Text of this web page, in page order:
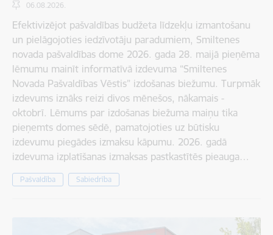
06.08.2026.
Efektivizējot pašvaldības budžeta līdzekļu izmantošanu
un pielāgojoties iedzīvotāju paradumiem, Smiltenes
novada pašvaldības dome 2026. gada 28. maijā pieņēma
lēmumu mainīt informatīvā izdevuma “Smiltenes
Novada Pašvaldības Vēstis” izdošanas biežumu. Turpmāk
izdevums iznāks reizi divos mēnešos, nākamais -
oktobrī. Lēmums par izdošanas biežuma maiņu tika
pieņemts domes sēdē, pamatojoties uz būtisku
izdevumu piegādes izmaksu kāpumu. 2026. gadā
izdevuma izplatīšanas izmaksas pastkastītēs pieauga…
Pašvaldība Sabiedrība